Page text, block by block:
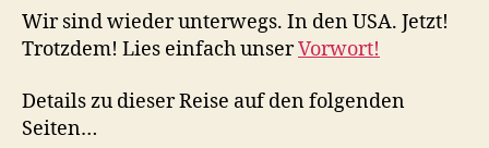
Wir sind wieder unterwegs. In den USA. Jetzt!
Trotzdem! Lies einfach unserVorwort!
Details zu dieser Reise auf den folgenden
Seiten…